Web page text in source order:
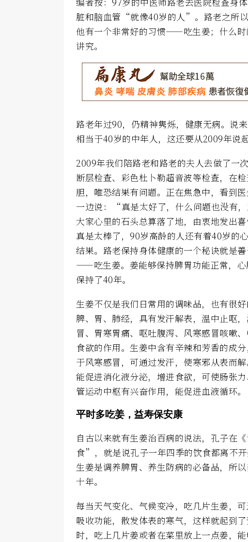
脏和脑血管“就像40岁的人”。路老之所
他有一个非常好的习惯——吃生姜；什么时
讲究。
路老年过90，仍精神隽烁，健康无病。说
相当于40岁的中年人，这还要从2009年说起
2009年我们陪路老和路老的夫人去做了一
断层检查、彩色杜卜勒超音波等检查，在
胆，唯恐结果有问题。正在焦急中，看到
一边说：“真是太好了，什么问题也没有
大家心里的石头总算落了地，由衷地发出
真是太棒了，90岁高龄的人还有着40岁的
结果。路老保持身体健康的一个秘诀就是
——吃生姜。姜能够保持脾胃功能正常，
保持了40年。
生姜不仅是我们日常用的调味品，也有很
脾、胃、肺经，具有发汗解表，温中止呕
冒、胃寒胃痛、呕吐腹泻、风寒感冒咳嗽
食欲的作用。生姜中含有辛辣和芳香的成
于风寒感冒，可通过发汗，使寒邪从表而
能促进消化液分泌，增进食欲，可使肠张
管运动中枢有兴奋作用，能促进血液循环。
平时多吃姜，益寿保安康
自古以来就有生姜治百病的说法，孔子在
食”，就是说孔子一年四季的饮食都离不
生姜是调养脾胃、养生防病的必备品，所
十年。
每当天气变化、气候变冷，吃几片生姜，
吸收功能，散发体表的寒气，这样就起到
时，吃上几片姜或者在菜里放上一点姜，